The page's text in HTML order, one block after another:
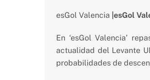
esGol Valencia |esGol
En ‘esGol Valencia’
actualidad del Levante
probabilidades de